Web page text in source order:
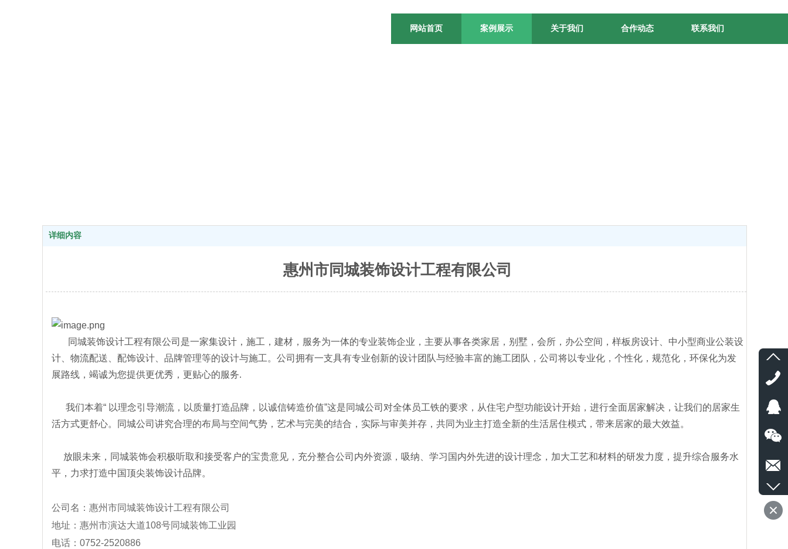
网站首页 案例展示 关于我们 合作动态 联系我们
详细内容
惠州市同城装饰设计工程有限公司
同城装饰设计工程有限公司是一家集设计，施工，建材，服务为一体的专业装饰企业，主要从事各类家居，别墅，会所，办公空间，样板房设计、中小型商业公装设
计、物流配送、配饰设计、品牌管理等的设计与施工。公司拥有一支具有专业创新的设计团队与经验丰富的施工团队，公司将以专业化，个性化，规范化，环保化为发
展路线，竭诚为您提供更优秀，更贴心的服务.
我们本着“ 以理念引导潮流，以质量打造品牌，以诚信铸造价值”这是同城公司对全体员工铁的要求，从住宅户型功能设计开始，进行全面居家解决，让我们的居家生
活方式更舒心。同城公司讲究合理的布局与空间气势，艺术与完美的结合，实际与审美并存，共同为业主打造全新的生活居住模式，带来居家的最大效益。
放眼未来，同城装饰会积极听取和接受客户的宝贵意见，充分整合公司内外资源，吸纳、学习国内外先进的设计理念，加大工艺和材料的研发力度，提升综合服务水
平，力求打造中国顶尖装饰设计品牌。
公司名：惠州市同城装饰设计工程有限公司
地址：惠州市演达大道108号同城装饰工业园
电话：0752-2520886